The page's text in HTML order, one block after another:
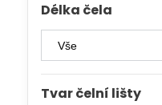
Délka čela
Tvar čelní lišty